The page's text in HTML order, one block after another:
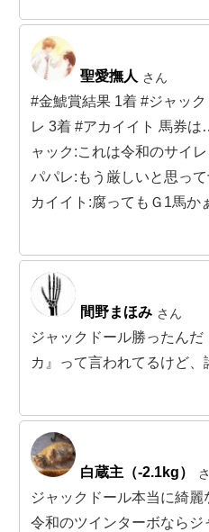
聖愛撫人 さん
#金鯱賞結果 1着 #ジャッ
レ 3着 #アカイイト 馬券
ャック:これは令和のサイ
パパレ:もう厳しいと思っ
カイイト:腐ってもＧ1馬か
間野まほみ さん
ジャックドール勝ったん
カ』って言われてるけど、
白蔵主（-2.1kg）
ジャックドール本当に綺
令和のツインターボなら